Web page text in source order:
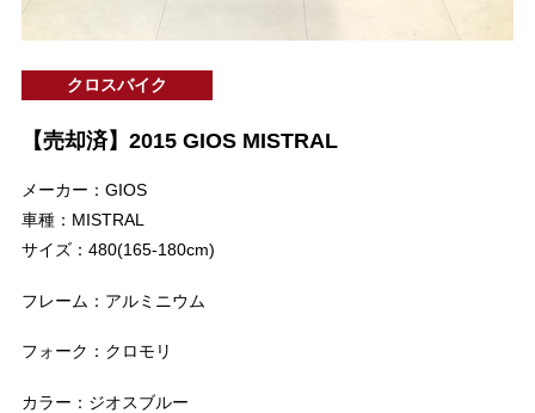
クロスバイク
【売却済】2015 GIOS MISTRAL
メーカー：GIOS
車種：MISTRAL
サイズ：480(165-180cm)
フレーム：アルミニウム
フォーク：クロモリ
カラー：ジオスブルー